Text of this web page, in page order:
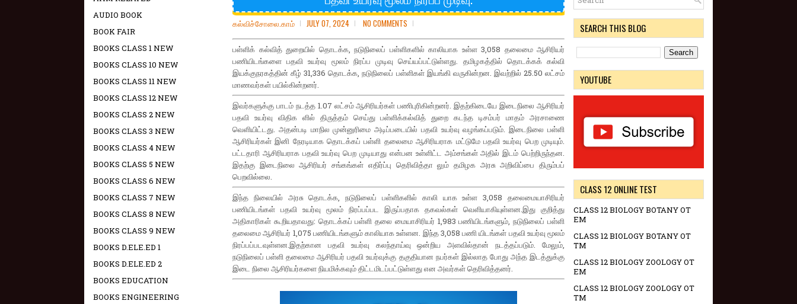
கல்விச்சோலை.காம் JULY 07, 2024 NO COMMENTS
பள்ளிக் கல்வித் துறையில் தொடக்க, நடுநிலைப் பள்ளிகளில் காலியாக உள்ள 3,058 தலைமை ஆசிரியர்
பணியிடங்களை பதவி உயர்வு மூலம் நிரப்ப முடிவு செய்யப்பட்டுள்ளது. தமிழகத்தில் தொடக்கக் கல்வி
இயக்குநரகத்தின் கீழ் 31,336 தொடக்க, நடுநிலைப் பள்ளிகள் இயங்கி வருகின்றன. இவற்றில் 25.50 லட்சம்
மாணவர்கள் பயில்கின்றனர்.
இவர்களுக்கு பாடம் நடத்த 1.07 லட்சம் ஆசிரியர்கள் பணிபுரிகின்றனர். இதற்கிடையே இடைநிலை ஆசிரியர்
பதவி உயர்வு விதிக ளில் திருத்தம் செய்து பள்ளிக்கல்வித் துறை கடந்த டிசம்பர் மாதம் அரசாணை
வெளியிட்டது. அதன்படி மாநில முன்னுரிமை அடிப்படையில் பதவி உயர்வு வழங்கப்படும். இடைநிலை பள்ளி
ஆசிரியர்கள் இனி நேரடியாக தொடக்கப் பள்ளி தலைமை ஆசிரியராக மட்டுமே பதவி உயர்வு பெற முடியும்.
பட்டதாரி ஆசிரியராக பதவி உயர்வு பெற முடியாது என்பன உள்ளிட்ட அம்சங்கள் அதில் இடம் பெற்றிருந்தன.
இதற்கு இடைநிலை ஆசிரியர் சங்கங்கள் எதிர்ப்பு தெரிவித்தா லும் தமிழக அரசு அறிவிப்பை திரும்பப்
பெறவில்லை.
இந்த நிலையில் அரசு தொடக்க, நடுநிலைப் பள்ளிகளில் காலி யாக உள்ள 3,058 தலைமையாசிரியர்
பணியிடங்கள் பதவி உயர்வு மூலம் நிரப்பப்பட இருப்பதாக தகவல்கள் வெளியாகியுள்ளன.இது குறித்து
அதிகாரிகள் கூறியதாவது: தொடக்கப் பள்ளி தலை மையாசிரியர் 1,983 பணியிடங்களும், நடுநிலைப் பள்ளி
தலைமை ஆசிரியர் 1,075 பணியிடங்களும் காலியாக உள்ளன. இந்த 3,058 பணி யிடங்கள் பதவி உயர்வு மூலம்
நிரப்பப்படவுள்ளன.இதற்கான பதவி உயர்வு கலந்தாய்வு ஒன்றிய அளவில்தான் நடத்தப்படும். மேலும்,
நடுநிலைப் பள்ளி தலைமை ஆசிரியர் பதவி உயர்வுக்கு தகுதியான நபர்கள் இல்லாத போது அந்த இடத்துக்கு
இடை நிலை ஆசிரியர்களை நியமிக்கவும் திட்டமிடப்பட்டுள்ளது என அவர்கள் தெரிவித்தனர்.
AUDIO BOOK
BOOK FAIR
BOOKS CLASS 1 NEW
BOOKS CLASS 10 NEW
BOOKS CLASS 11 NEW
BOOKS CLASS 12 NEW
BOOKS CLASS 2 NEW
BOOKS CLASS 3 NEW
BOOKS CLASS 4 NEW
BOOKS CLASS 5 NEW
BOOKS CLASS 6 NEW
BOOKS CLASS 7 NEW
BOOKS CLASS 8 NEW
BOOKS CLASS 9 NEW
BOOKS D.ELE.ED 1
BOOKS D.ELE.ED 2
BOOKS EDUCATION
BOOKS ENGINEERING
SEARCH THIS BLOG
YOUTUBE
CLASS 12 ONLINE TEST
CLASS 12 BIOLOGY BOTANY OT
EM
CLASS 12 BIOLOGY BOTANY OT
TM
CLASS 12 BIOLOGY ZOOLOGY OT
EM
CLASS 12 BIOLOGY ZOOLOGY OT
TM